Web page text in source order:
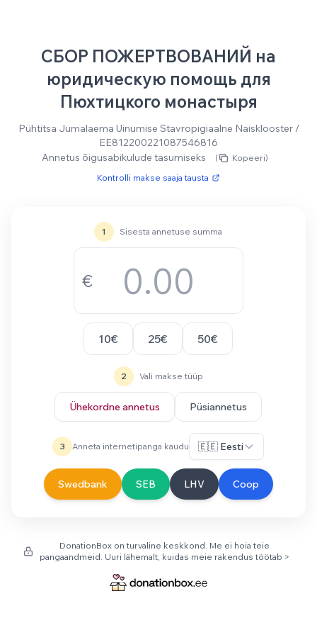
СБОР ПОЖЕРТВОВАНИЙ на
юридическую помощь для
Пюхтицкого монастыря
Pühtitsa Jumalaema Uinumise Stavropigiaalne Naisklooster /
EE812200221087546816
Annetus õigusabikulude tasumiseks
(
Kopeeri)
Kontrolli makse saaja tausta
1 Sisesta annetuse summa
€
10€ 25€ 50€
2 Vali makse tüüp
Ühekordne annetus Püsiannetus
3 Anneta internetipanga kaudu 🇪🇪 Eesti
Swedbank SEB LHV Coop
DonationBox on turvaline keskkond. Me ei hoia teie
pangaandmeid. Uuri lähemalt, kuidas meie rakendus töötab >